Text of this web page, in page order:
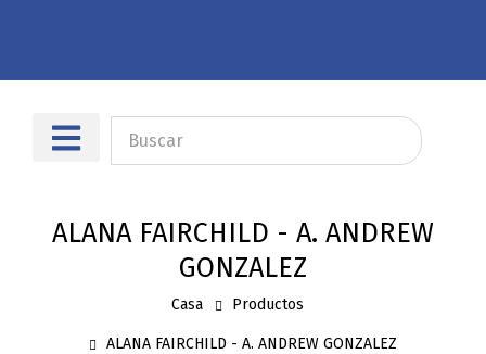
ALANA FAIRCHILD - A. ANDREW
GONZALEZ
Casa Productos
ALANA FAIRCHILD - A. ANDREW GONZALEZ